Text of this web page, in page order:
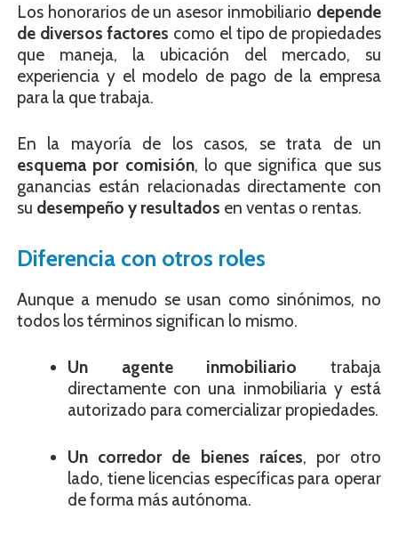
Los honorarios de un asesor inmobiliario depende
de diversos factores como el tipo de propiedades
que maneja, la ubicación del mercado, su
experiencia y el modelo de pago de la empresa
para la que trabaja.
En la mayoría de los casos, se trata de un
esquema por comisión, lo que significa que sus
ganancias están relacionadas directamente con
su desempeño y resultados en ventas o rentas.
Diferencia con otros roles
Aunque a menudo se usan como sinónimos, no
todos los términos significan lo mismo.
Un agente inmobiliario trabaja
directamente con una inmobiliaria y está
autorizado para comercializar propiedades.
Un corredor de bienes raíces, por otro
lado, tiene licencias específicas para operar
de forma más autónoma.